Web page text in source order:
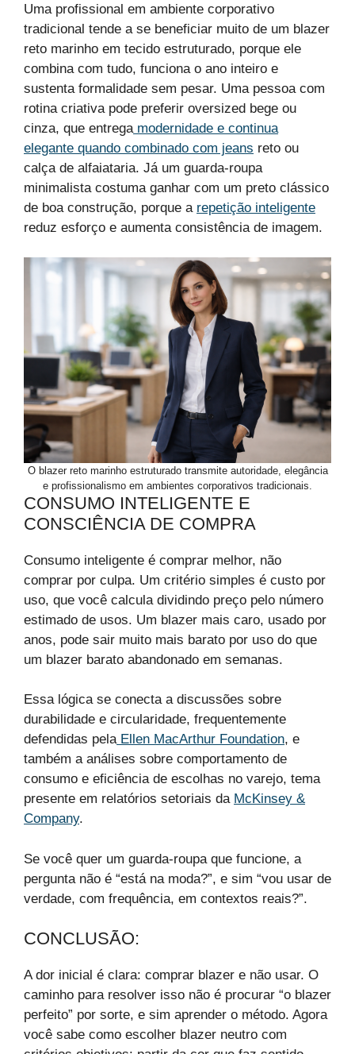
Uma profissional em ambiente corporativo
tradicional tende a se beneficiar muito de um blazer
reto marinho em tecido estruturado, porque ele
combina com tudo, funciona o ano inteiro e
sustenta formalidade sem pesar. Uma pessoa com
rotina criativa pode preferir oversized bege ou
cinza, que entrega modernidade e continua
elegante quando combinado com jeans reto ou
calça de alfaiataria. Já um guarda-roupa
minimalista costuma ganhar com um preto clássico
de boa construção, porque a repetição inteligente
reduz esforço e aumenta consistência de imagem.
O blazer reto marinho estruturado transmite autoridade, elegância
e profissionalismo em ambientes corporativos tradicionais.
CONSUMO INTELIGENTE E
CONSCIÊNCIA DE COMPRA
Consumo inteligente é comprar melhor, não
comprar por culpa. Um critério simples é custo por
uso, que você calcula dividindo preço pelo número
estimado de usos. Um blazer mais caro, usado por
anos, pode sair muito mais barato por uso do que
um blazer barato abandonado em semanas.
Essa lógica se conecta a discussões sobre
durabilidade e circularidade, frequentemente
defendidas pelaEllen MacArthur Foundation, e
também a análises sobre comportamento de
consumo e eficiência de escolhas no varejo, tema
presente em relatórios setoriais da McKinsey &
Company.
Se você quer um guarda-roupa que funcione, a
pergunta não é “está na moda?”, e sim “vou usar de
verdade, com frequência, em contextos reais?”.
CONCLUSÃO:
A dor inicial é clara: comprar blazer e não usar. O
caminho para resolver isso não é procurar “o blazer
perfeito” por sorte, e sim aprender o método. Agora
você sabe como escolher blazer neutro com